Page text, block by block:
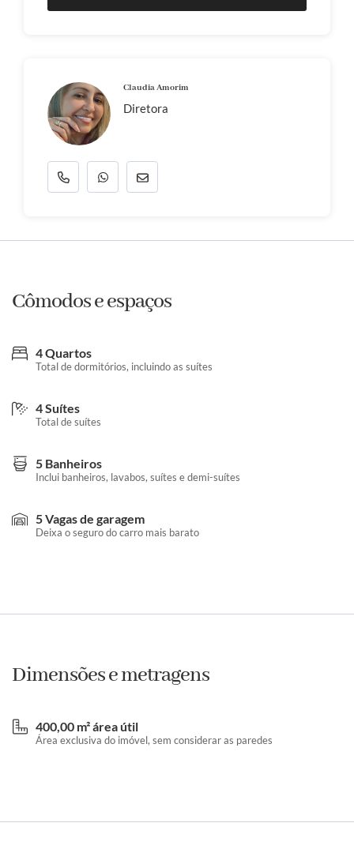
Claudia Amorim
Diretora
Cômodos e espaços
4 Quartos
Total de dormitórios, incluindo as suítes
4 Suítes
Total de suítes
5 Banheiros
Inclui banheiros, lavabos, suítes e demi-suítes
5 Vagas de garagem
Deixa o seguro do carro mais barato
Dimensões e metragens
400,00 m² área útil
Área exclusiva do imóvel, sem considerar as paredes